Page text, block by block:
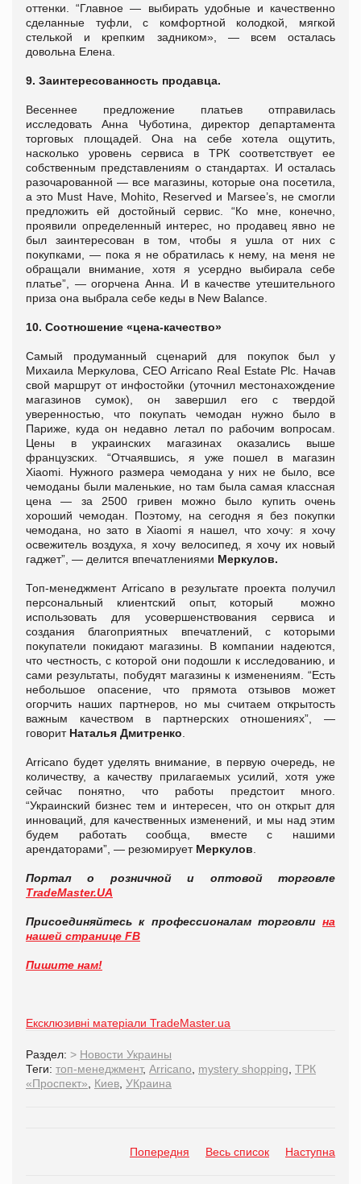
оттенки. “Главное — выбирать удобные и качественно
сделанные туфли, с комфортной колодкой, мягкой
стелькой и крепким задником», — всем осталась
довольна Елена.
9. Заинтересованность продавца.
Весеннее предложение платьев отправилась
исследовать Анна Чуботина, директор департамента
торговых площадей. Она на себе хотела ощутить,
насколько уровень сервиса в ТРК соответствует ее
собственным представлениям о стандартах. И осталась
разочарованной — все магазины, которые она посетила,
а это Must Have, Mohito, Reserved и Marsee’s, не смогли
предложить ей достойный сервис. “Ко мне, конечно,
проявили определенный интерес, но продавец явно не
был заинтересован в том, чтобы я ушла от них с
покупками, — пока я не обратилась к нему, на меня не
обращали внимание, хотя я усердно выбирала себе
платье”, — огорчена Анна. И в качестве утешительного
приза она выбрала себе кеды в New Balance.
10. Соотношение «цена-качество»
Самый продуманный сценарий для покупок был у
Михаила Меркулова, CEO Arricano Real Estate Plc. Начав
свой маршрут от инфостойки (уточнил местонахождение
магазинов сумок), он завершил его с твердой
уверенностью, что покупать чемодан нужно было в
Париже, куда он недавно летал по рабочим вопросам.
Цены в украинских магазинах оказались выше
французских. “Отчаявшись, я уже пошел в магазин
Xiaomi. Нужного размера чемодана у них не было, все
чемоданы были маленькие, но там была самая классная
цена — за 2500 гривен можно было купить очень
хороший чемодан. Поэтому, на сегодня я без покупки
чемодана, но зато в Xiaomi я нашел, что хочу: я хочу
освежитель воздуха, я хочу велосипед, я хочу их новый
гаджет”, — делится впечатлениями Меркулов.
Топ-менеджмент Arricano в результате проекта получил
персональный клиентский опыт, который можно
использовать для усовершенствования сервиса и
создания благоприятных впечатлений, с которыми
покупатели покидают магазины. В компании надеются,
что честность, с которой они подошли к исследованию, и
сами результаты, побудят магазины к изменениям. “Есть
небольшое опасение, что прямота отзывов может
огорчить наших партнеров, но мы считаем открытость
важным качеством в партнерских отношениях”, —
говорит Наталья Дмитренко.
Arricano будет уделять внимание, в первую очередь, не
количеству, а качеству прилагаемых усилий, хотя уже
сейчас понятно, что работы предстоит много.
“Украинский бизнес тем и интересен, что он открыт для
инноваций, для качественных изменений, и мы над этим
будем работать сообща, вместе с нашими
арендаторами”, — резюмирует Меркулов.
Портал о розничной и оптовой торговле
TradeMaster.UA
Присоединяйтесь к профессионалам торговли на
нашей странице FB
Пишите нам!
Ексклюзивні матеріали TradeMaster.ua
Раздел: > Новости Украины
Теги: топ-менеджмент, Arricano, mystery shopping, ТРК
«Проспект», Киев, УКраина
Попередня Весь список Наступна